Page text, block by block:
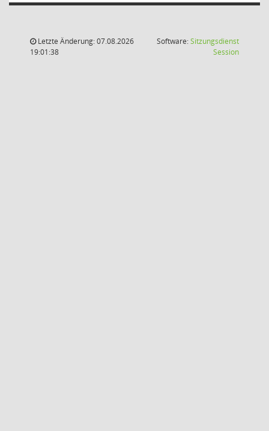
Letzte Änderung: 07.08.2026
19:01:38
Software:Sitzungsdienst
Session(Wird in